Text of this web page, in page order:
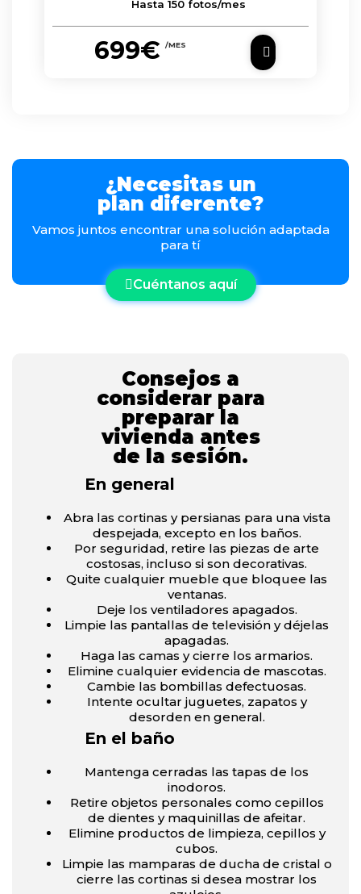
Hasta 150 fotos/mes
699€ /MES
¿Necesitas un
plan diferente?
Vamos juntos encontrar una solución adaptada
para tí
Cuéntanos aquí
Consejos a
considerar para
preparar la
vivienda antes
de la sesión.
En general
Abra las cortinas y persianas para una vista
despejada, excepto en los baños.
Por seguridad, retire las piezas de arte
costosas, incluso si son decorativas.
Quite cualquier mueble que bloquee las
ventanas.
Deje los ventiladores apagados.
Limpie las pantallas de televisión y déjelas
apagadas.
Haga las camas y cierre los armarios.
Elimine cualquier evidencia de mascotas.
Cambie las bombillas defectuosas.
Intente ocultar juguetes, zapatos y
desorden en general.
En el baño
Mantenga cerradas las tapas de los
inodoros.
Retire objetos personales como cepillos
de dientes y maquinillas de afeitar.
Elimine productos de limpieza, cepillos y
cubos.
Limpie las mamparas de ducha de cristal o
cierre las cortinas si desea mostrar los